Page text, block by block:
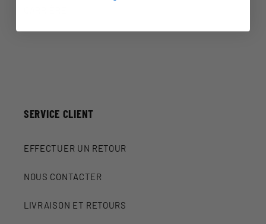
SERVICE CLIENT
EFFECTUER UN RETOUR
NOUS CONTACTER
LIVRAISON ET RETOURS